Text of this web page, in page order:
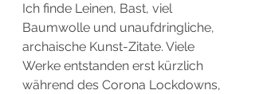
Ich finde Leinen, Bast, viel
Baumwolle und unaufdringliche,
archaische Kunst-Zitate. Viele
Werke entstanden erst kürzlich
während des Corona Lockdowns,